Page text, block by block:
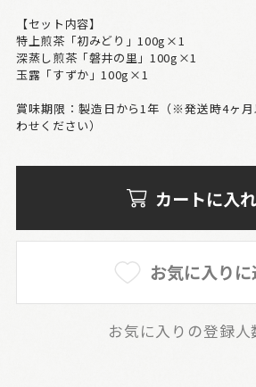
【セット内容】
特上煎茶「初みどり」100g×1
深蒸し煎茶「磐井の里」100g×1
玉露「すずか」100g×1
賞味期限：製造日から1年（※発送時4ヶ
わせください）
カートに入
お気に入り
お気に入りの登録人